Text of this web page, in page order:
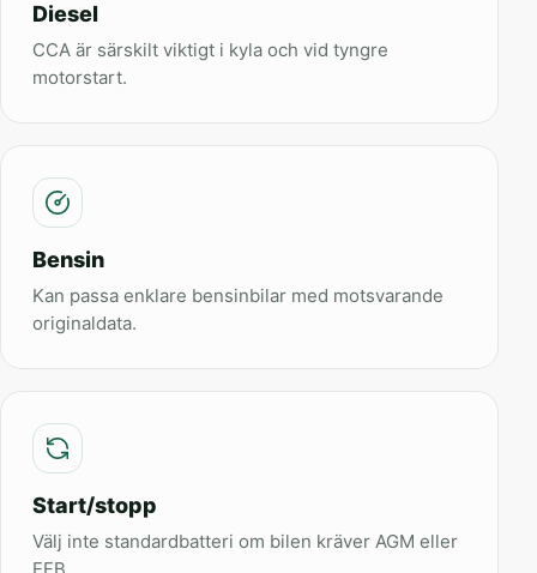
Diesel
CCA är särskilt viktigt i kyla och vid tyngre
motorstart.
Bensin
Kan passa enklare bensinbilar med motsvarande
originaldata.
Start/stopp
Välj inte standardbatteri om bilen kräver AGM eller